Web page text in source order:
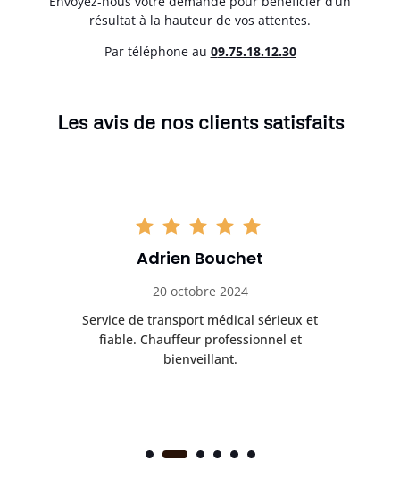
résultat à la hauteur de vos attentes.
Par téléphone au 09.75.18.12.30
Les avis de nos clients satisfaits
Adrien Bouchet
20 octobre 2024
Service de transport médical sérieux et
fiable. Chauffeur professionnel et
bienveillant.